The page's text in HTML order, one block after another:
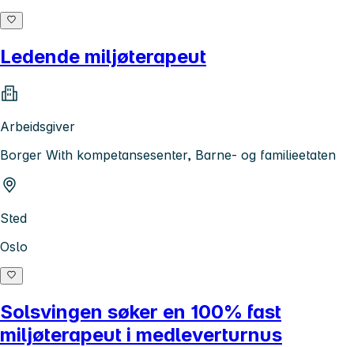
Ledende miljøterapeut
Arbeidsgiver
Borger With kompetansesenter, Barne- og familieetaten
Sted
Oslo
Solsvingen søker en 100% fast
miljøterapeut i medleverturnus